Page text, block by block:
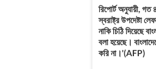
রিপোর্ট অনুযায়ী,
স্বরাষ্ট্র উপদেষ্টা
নাকি চিঠি দিয়েছে
বলা হয়েছে।
করি না।'(AFP)